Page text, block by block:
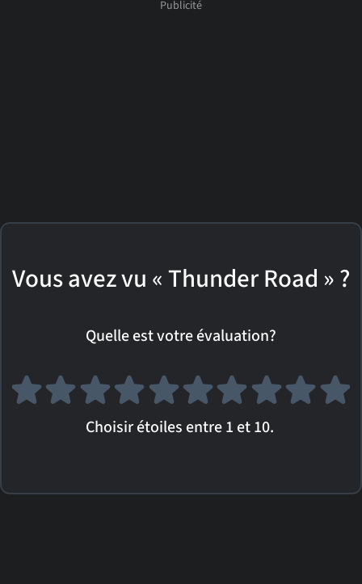
Vous avez vu « Thunder Road » ?
Quelle est votre évaluation?
Choisir étoiles entre 1 et 10.